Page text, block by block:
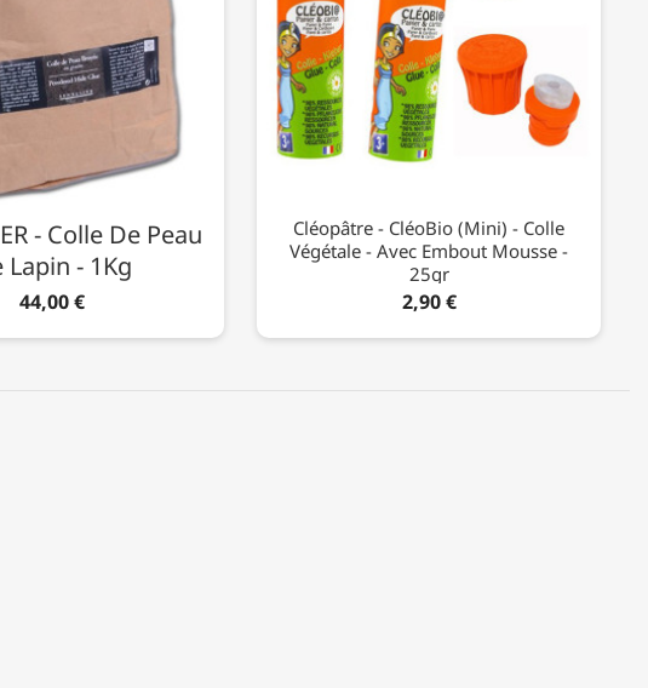
- Colle De Peau
Lapin - 1Kg
44,00 €
Cléopâtre - CléoBio (Mini) - Colle
Végétale - Avec Embout Mousse -
25gr
2,90 €